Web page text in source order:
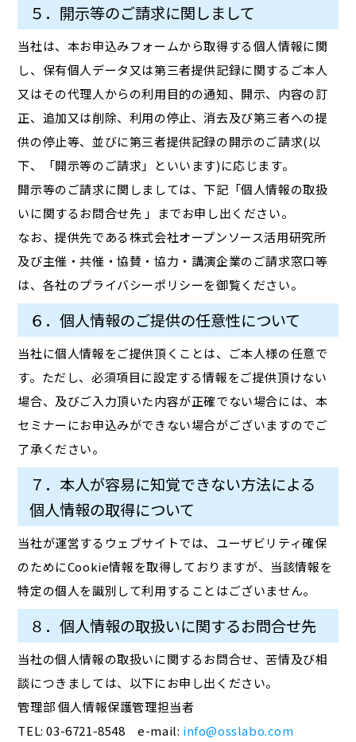
５．開示等のご請求に関しまして
当社は、本お申込みフォームから取得する個人情報に関
し、保有個人データ又は第三者提供記録に関するご本人
又はその代理人からの利用目的の通知、開示、内容の訂
正、追加又は削除、利用の停止、消去及び第三者への提
供の停止等、並びに第三者提供記録の開示のご請求(以
下、「開示等のご請求」といいます)に応じます。
開示等のご請求に関しましては、下記「個人情報の取扱
いに関するお問合せ先 」までお申し出ください。
なお、提供先である株式会社オープンソース活用研究所
及び主催・共催・協賛・協力・講演企業のご請求窓口等
は、各社のプライバシーポリシーを御覧ください。
６．個人情報のご提供の任意性について
当社に個人情報をご提供頂くことは、ご本人様の任意で
す。ただし、必須項目に設定する情報をご提供頂けない
場合、及びご入力頂いた内容が正確でない場合には、本
セミナーにお申込みができない場合がございますのでご
了承ください。
７．本人が容易に知覚できない方法による
個人情報の取得について
当社が運営するウェブサイトでは、ユーザビリティ確保
のためにCookie情報を取得しておりますが、当該情報を
特定の個人を識別して利用することはございません。
８．個人情報の取扱いに関するお問合せ先
当社の個人情報の取扱いに関するお問合せ、苦情及び相
談につきましては、以下にお申し出ください。
管理部 個人情報保護管理担当者
TEL: 03-6721-8548 e-mail: info@osslabo.com